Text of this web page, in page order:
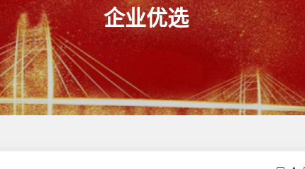
企业优选